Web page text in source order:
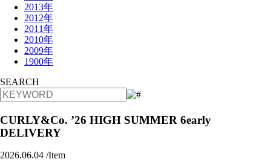
2013年
2012年
2011年
2010年
2009年
1900年
SEARCH
CURLY&Co. ’26 HIGH SUMMER 6early
DELIVERY
2026.06.04 /Item